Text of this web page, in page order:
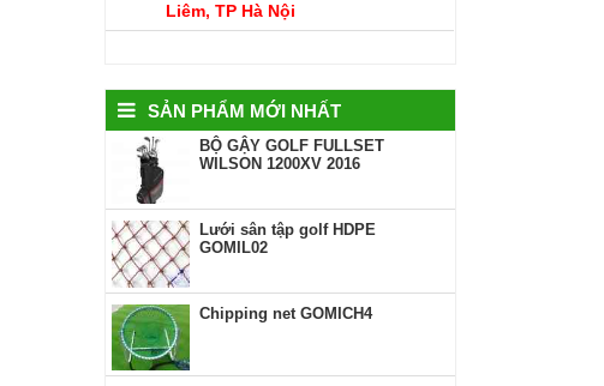
Liêm, TP Hà Nội
SẢN PHẨM MỚI NHẤT
BỘ GẬY GOLF FULLSET
WILSON 1200XV 2016
Lưới sân tập golf HDPE
GOMIL02
Chipping net GOMICH4